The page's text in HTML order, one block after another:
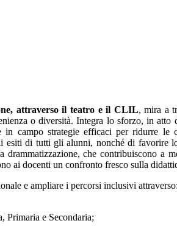
attraverso il teatro e il CLIL, mira a
o diversità. Integra lo sforzo, in atto
in campo strategie efficaci per ridurre le
esiti di tutti gli alunni, nonché di favorire
che contribuiscono a
ai docenti un confronto fresco sulla
e ampliare i percorsi inclusivi attraverso:
Primaria e Secondaria;